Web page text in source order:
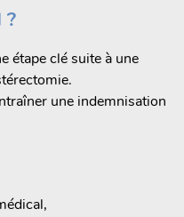
?
étape clé suite à une
une indemnisation